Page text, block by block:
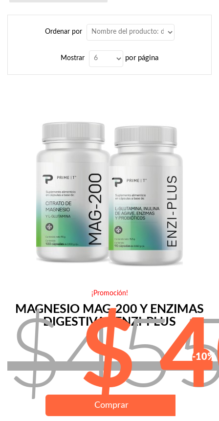
Ordenar por
Mostrar por página
¡Promoción!
MAGNESIO MAG-200 Y ENZIMAS
DIGESTIVAS ENZI-PLUS
$ -10%
Comprar